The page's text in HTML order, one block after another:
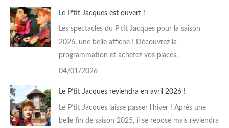
Le P’tit Jacques est ouvert !
Les spectacles du P'tit Jacques pour la saison
2026, une belle affiche ! Découvrez la
programmation et achetez vos places.
04/01/2026
Le P’tit Jacques reviendra en avril 2026 !
Le P’tit Jacques laisse passer l’hiver ! Après une
belle fin de saison 2025, il se repose mais reviendra